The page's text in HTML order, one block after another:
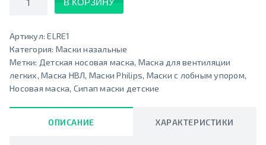
В КОРЗИНУ
Артикул:ELRE1
Категория: Маски назальные
Метки: Детская носовая маска, Маска для вентиляции
легких, Маска НВЛ, Маски Philips, Маски с лобным упором,
Носовая маска, Сипап маски детские
ОПИСАНИЕ ХАРАКТЕРИСТИКИ